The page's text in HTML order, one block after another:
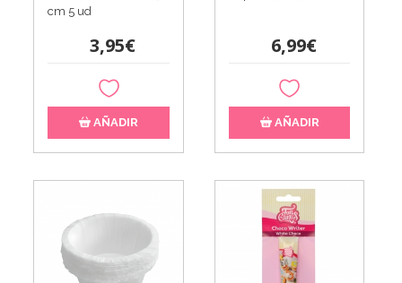
cm 5 ud
3,95€
AÑADIR
6,99€
AÑADIR